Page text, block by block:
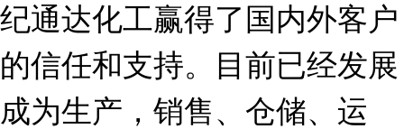
纪通达化工赢得了国内外客户
的信任和支持。目前已经发展
成为生产，销售、仓储、运